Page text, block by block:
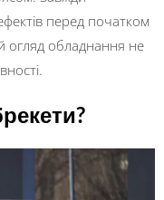
перед початком
огляд обладнання не